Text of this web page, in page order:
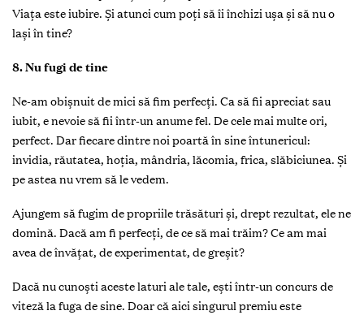
Viaţa este iubire. Și atunci cum poţi să îi închizi ușa și să nu o
lași în tine?
8. Nu fugi de tine
Ne-am obișnuit de mici să fim perfecţi. Ca să fii apreciat sau
iubit, e nevoie să fii într-un anume fel. De cele mai multe ori,
perfect. Dar fiecare dintre noi poartă în sine întunericul:
invidia, răutatea, hoţia, mândria, lăcomia, frica, slăbiciunea. Și
pe astea nu vrem să le vedem.
Ajungem să fugim de propriile trăsături și, drept rezultat, ele ne
domină. Dacă am fi perfecţi, de ce să mai trăim? Ce am mai
avea de învăţat, de experimentat, de greșit?
Dacă nu cunoști aceste laturi ale tale, ești într-un concurs de
viteză la fuga de sine. Doar că aici singurul premiu este